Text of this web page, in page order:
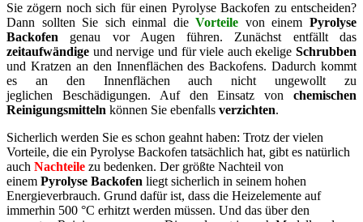
Sie zögern noch sich für einen Pyrolyse Backofen zu entscheiden?
Dann sollten Sie sich einmal dieVorteile von einemPyrolyse
Backofen genau vor Augen führen. Zunächst entfällt das
zeitaufwändige und nervige und für viele auch ekelige Schrubben
und Kratzen an den Innenflächen des Backofens. Dadurch kommt
es an den Innenflächen auch nicht ungewollt zu
jeglichen Beschädigungen. Auf den Einsatz von chemischen
Reinigungsmitteln können Sie ebenfalls verzichten.
Sicherlich werden Sie es schon geahnt haben: Trotz der vielen
Vorteile, die ein Pyrolyse Backofen tatsächlich hat, gibt es natürlich
auch Nachteile zu bedenken. Der größte Nachteil von
einem Pyrolyse Backofen liegt sicherlich in seinem hohen
Energieverbrauch. Grund dafür ist, dass die Heizelemente auf
immerhin 500 °C erhitzt werden müssen. Und das über den